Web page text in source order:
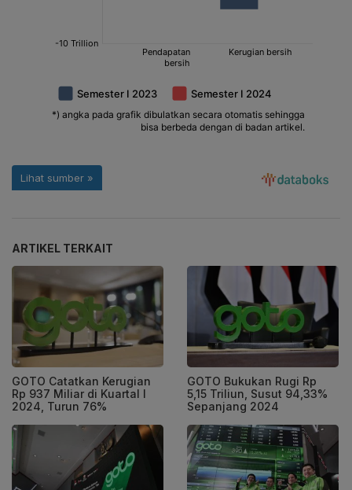
ARTIKEL TERKAIT
GOTO Catatkan Kerugian
Rp 937 Miliar di Kuartal I
2024, Turun 76%
GOTO Bukukan Rugi Rp
5,15 Triliun, Susut 94,33%
Sepanjang 2024